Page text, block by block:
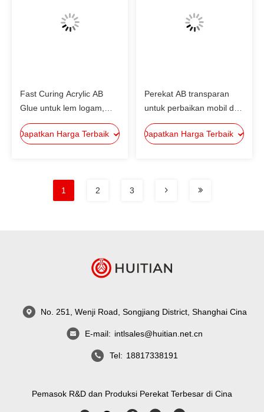
Fast Curing Acrylic AB
Glue untuk lem logam,
plastik, kayu dan keramik
Dapatkan Harga Terbaik
Perekat AB transparan
untuk perbaikan mobil dan
truk, lem epoksi 5 menit
Dapatkan Harga Terbaik
1 2 3
No. 251, Wenji Road, Songjiang District, Shanghai Cina
E-mail: intlsales@huitian.net.cn
Tel: 18817338191
Pemasok R&D dan Produksi Perekat Terbesar di Cina